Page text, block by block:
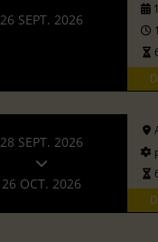
26 SEPT. 2026
28 SEPT. 2026
26 OCT. 2026